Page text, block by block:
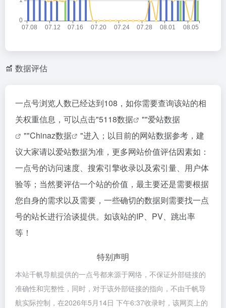
数据评估
一点号浏览人数已经达到108，如你需要查询该站的相
关权重信息，可以点击"5118数据 ""爱站数据
""Chinaz数据
"进入；以目前的网站数据参考，建
议大家请以爱站数据为准，更多网站价值评估因素如：
一点号的访问速度、搜索引擎收录以及索引量、用户体
验等；当然要评估一个站的价值，最主要还是需要根据
您自身的需求以及需要，一些确切的数据则需要找一点
号的站长进行洽谈提供。如该站的IP、PV、跳出率
等！
特别声明
本站千帆导航提供的一点号都来源于网络，不保证外部链接的
准确性和完整性，同时，对于该外部链接的指向，不由千帆导
航实际控制，在2026年5月14日 下午6:37收录时，该网页上的